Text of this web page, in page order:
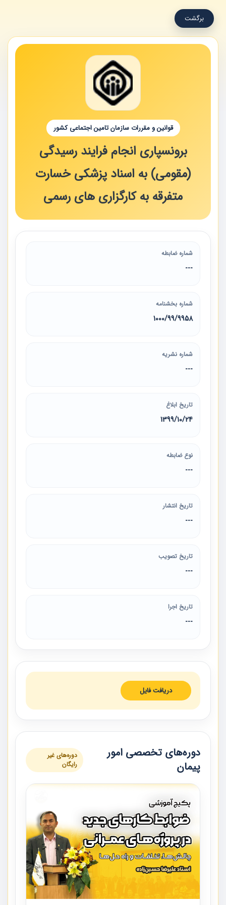
برگشت
قوانین و مقررات سازمان تامین اجتماعی کشور
برونسپاری انجام فرایند رسیدگی
(مقومی) به اسناد پزشکی خسارت
متفرقه به کارگزاری های رسمی
شماره ضابطه
---
شماره بخشنامه
1000/99/9958
شماره نشریه
---
تاریخ ابلاغ
1399/10/24
نوع ضابطه
---
تاریخ انتشار
---
تاریخ تصویب
---
تاریخ اجرا
---
دریافت فایل
دوره‌های تخصصی امور
پیمان
دوره‌های غیر
رایگان